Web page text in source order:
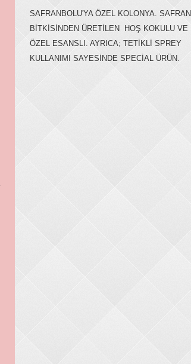
SAFRANBOLU'YA ÖZEL KOLONYA. SAFRAN
BİTKİSİNDEN ÜRETİLEN HOŞ KOKULU VE
ÖZEL ESANSLI. AYRICA; TETİKLİ SPREY
KULLANIMI SAYESİNDE SPECİAL ÜRÜN.